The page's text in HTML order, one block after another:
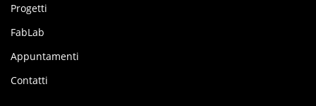
Progetti
FabLab
Appuntamenti
Contatti